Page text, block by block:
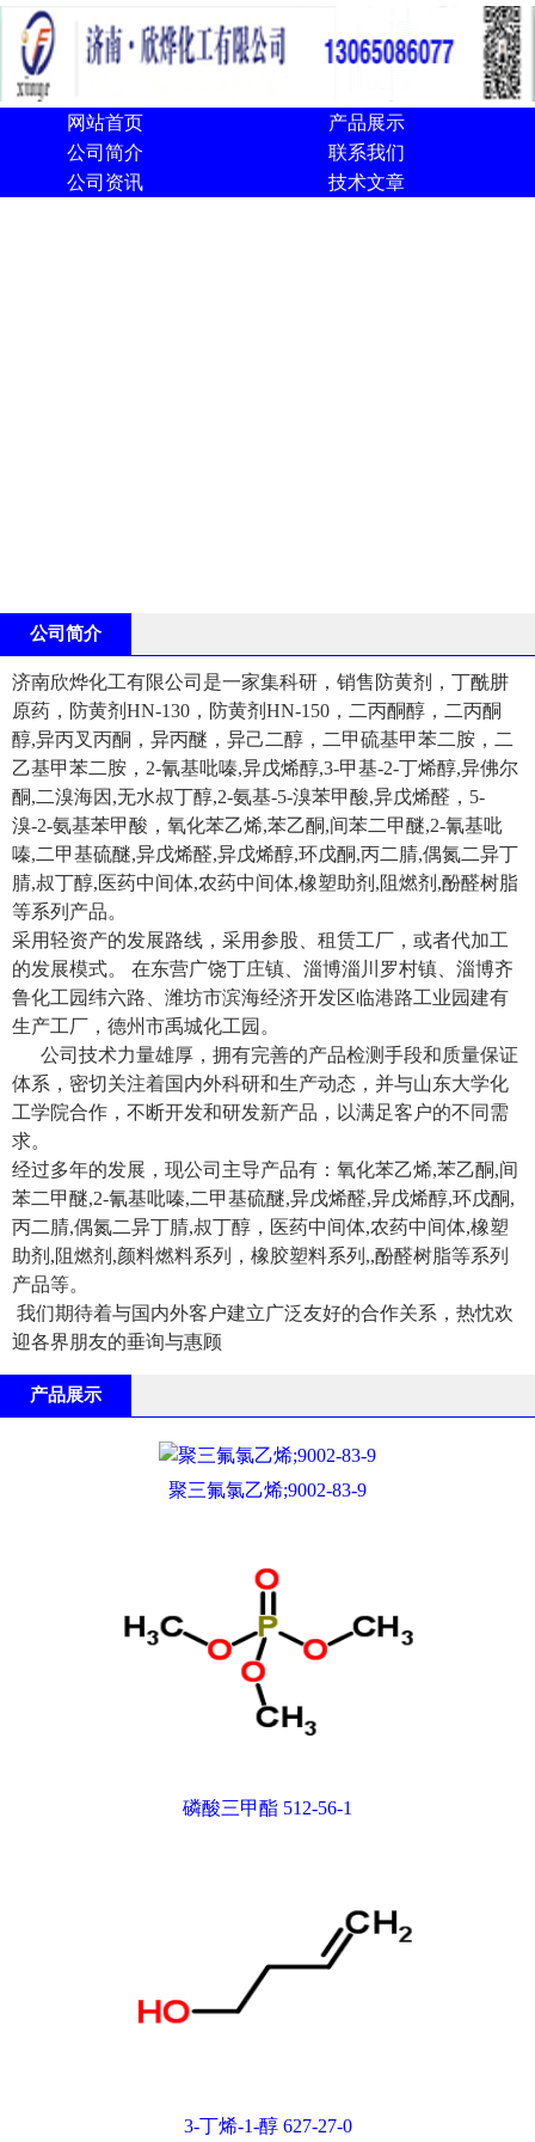
网站首页
产品展示
公司简介
联系我们
公司资讯
技术文章
公司简介
济南欣烨化工有限公司是一家集科研，销售防黄剂，丁酰肼
原药，防黄剂HN-130，防黄剂HN-150，二丙酮醇，二丙酮
醇,异丙叉丙酮，异丙醚，异己二醇，二甲硫基甲苯二胺，二
乙基甲苯二胺，2-氰基吡嗪,异戊烯醇,3-甲基-2-丁烯醇,异佛尔
酮,二溴海因,无水叔丁醇,2-氨基-5-溴苯甲酸,异戊烯醛，5-
溴-2-氨基苯甲酸，氧化苯乙烯,苯乙酮,间苯二甲醚,2-氰基吡
嗪,二甲基硫醚,异戊烯醛,异戊烯醇,环戊酮,丙二腈,偶氮二异丁
腈,叔丁醇,医药中间体,农药中间体,橡塑助剂,阻燃剂,酚醛树脂
等系列产品。
采用轻资产的发展路线，采用参股、租赁工厂，或者代加工
的发展模式。 在东营广饶丁庄镇、淄博淄川罗村镇、淄博齐
鲁化工园纬六路、潍坊市滨海经济开发区临港路工业园建有
生产工厂，德州市禹城化工园。
公司技术力量雄厚，拥有完善的产品检测手段和质量保证
体系，密切关注着国内外科研和生产动态，并与山东大学化
工学院合作，不断开发和研发新产品，以满足客户的不同需
求。
经过多年的发展，现公司主导产品有：氧化苯乙烯,苯乙酮,间
苯二甲醚,2-氰基吡嗪,二甲基硫醚,异戊烯醛,异戊烯醇,环戊酮,
丙二腈,偶氮二异丁腈,叔丁醇，医药中间体,农药中间体,橡塑
助剂,阻燃剂,颜料燃料系列，橡胶塑料系列,,酚醛树脂等系列
产品等。
我们期待着与国内外客户建立广泛友好的合作关系，热忱欢
迎各界朋友的垂询与惠顾
产品展示
聚三氟氯乙烯;9002-83-9
磷酸三甲酯 512-56-1
3-丁烯-1-醇 627-27-0